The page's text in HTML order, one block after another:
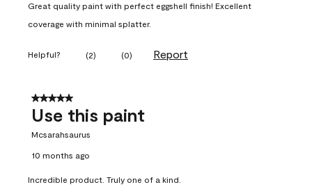
Great quality paint with perfect eggshell finish! Excellent
coverage with minimal splatter.
Helpful? (2) (0) Report
5 out of 5 stars.
Use this paint
Mcsarahsaurus
10 months ago
Incredible product. Truly one of a kind.